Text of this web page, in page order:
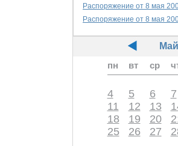
Распоряжение от 8 мая
Распоряжение от 8 мая
пн
вт ср
4
5 6 7
11
12 13
18
19 20
25
26 27